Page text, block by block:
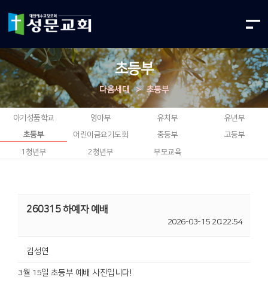
초등부
다음세대 > 초등부
아기성품학교 영아부 유치부
유년부
초등부
어린이금요기도회 중등부 고등부
1청년부 2청년부 부모교육
260315 하예자 예배
2026-03-15 20:22:54
김성연
3월 15일 초등부 예배 사진입니다!